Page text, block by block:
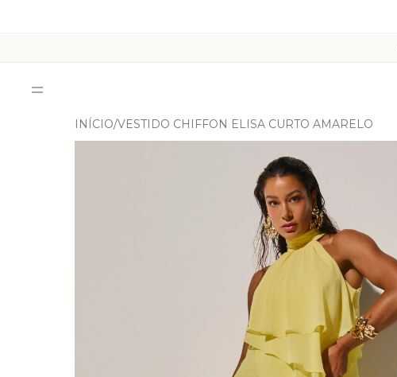
INÍCIO VESTIDO CHIFFON ELISA CURTO AMARELO